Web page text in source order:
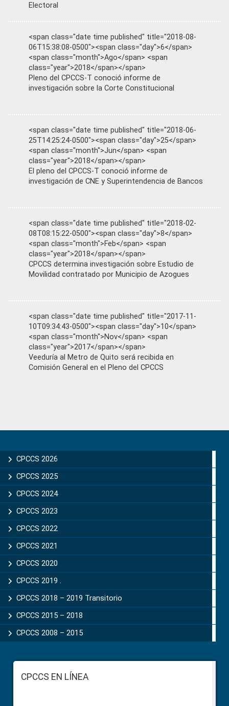
Electoral
<span class="date time published" title="2018-08-
06T15:38:08-0500"><span class="day">6</span>
<span class="month">Ago</span> <span
class="year">2018</span></span>
Pleno del CPCCS-T conoció informe de
investigación sobre la Corte Constitucional
<span class="date time published" title="2018-06-
25T14:25:24-0500"><span class="day">25</span>
<span class="month">Jun</span> <span
class="year">2018</span></span>
El pleno del CPCCS-T conoció informe de
investigación de CNE y Superintendencia de Bancos
<span class="date time published" title="2018-02-
08T08:15:22-0500"><span class="day">8</span>
<span class="month">Feb</span> <span
class="year">2018</span></span>
CPCCS determina investigación sobre Estudio de
Movilidad contratado por Municipio de Azogues
<span class="date time published" title="2017-11-
10T09:34:43-0500"><span class="day">10</span>
<span class="month">Nov</span> <span
class="year">2017</span></span>
Veeduría al Metro de Quito será recibida en
Comisión General en el Pleno del CPCCS
Sidebar
CPCCS 2026
CPCCS 2025
CPCCS 2024
CPCCS 2023
CPCCS 2022
CPCCS 2021
CPCCS 2020
CPCCS 2019 .
CPCCS 2018 – 2019 Transitorio
CPCCS 2015 – 2018
CPCCS 2008 – 2015
FooterCPCCS EN LÍNEA